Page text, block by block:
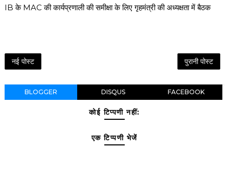
IB के MAC की कार्यप्रणाली की समीक्षा के लिए गृहमंत्री की अध्यक्षता में बैठक
नई पोस्ट पुरानी पोस्ट
BLOGGER DISQUS FACEBOOK
कोई टिप्पणी नहीं:
एक टिप्पणी भेजें